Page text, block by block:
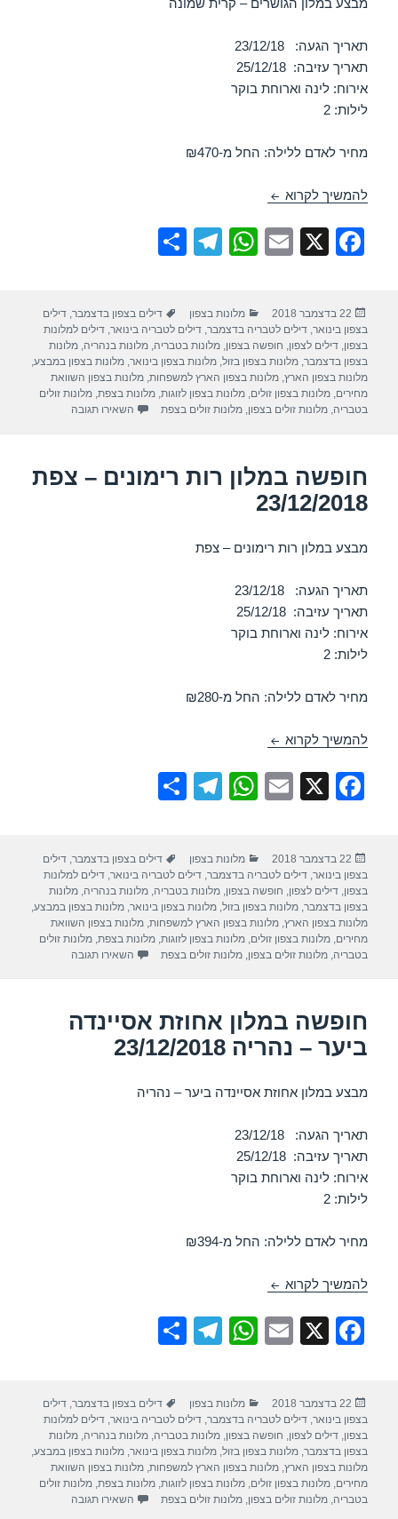
תאריך הגעה: 23/12/18
תאריך עזיבה: 25/12/18
אירוח: לינה וארוחת בוקר
לילות: 2
מחיר לאדם ללילה: החל מ-₪470
להמשיך לקרוא חופשה במלון הגושרים – קרית שמונה 23/12/2018
F
e
b
o
o
X
E
W
s
A
p
p
T
gr
a
m
e
פורסם
בתאריך
22 בדצמבר 2018 קטגוריות
מלונות בצפון תגיות
דילים בצפון בדצמבר,דילים
בצפון בינואר,דילים לטבריה בדצמבר,דילים לטבריה בינואר,דילים למלונות
בצפון,דילים לצפון, חופשה בצפון,מלונות בטבריה,מלונות בנהריה,מלונות
בצפון בדצמבר,מלונות בצפון בזול,מלונות בצפון בינואר,מלונות בצפון במבצע,
מלונות בצפון הארץ,מלונות בצפון הארץ למשפחות,מלונות בצפון השוואת
מחירים,מלונות בצפון זולים,מלונות בצפון לזוגות,מלונות בצפת,מלונות זולים
בטבריה,מלונות זולים בצפון,מלונות זולים בצפת השאירו תגובה
חופשה במלון רות רימונים – צפת
23/12/2018
מבצע במלון רות רימונים – צפת
תאריך הגעה: 23/12/18
תאריך עזיבה: 25/12/18
אירוח: לינה וארוחת בוקר
לילות: 2
מחיר לאדם ללילה: החל מ-₪280
להמשיך לקרוא חופשה במלון רות רימונים – צפת 23/12/2018
F
e
b
o
o
X
E
W
s
A
p
p
T
gr
a
m
e
פורסם
בתאריך
22 בדצמבר 2018 קטגוריות
מלונות בצפון תגיות
דילים בצפון בדצמבר ,דילים
בצפון בינואר ,דילים לטבריה בדצמבר ,דילים לטבריה בינואר ,דילים למלונות
בצפון ,דילים לצפון חופשה בצפון ,מלונות בטבריה ,מלונות בנהריה ,מלונות
בצפון בדצמבר ,מלונות בצפון בזול ,מלונות בצפון בינואר ,מלונות בצפון במבצע
מלונות בצפון הארץ ,מלונות בצפון הארץ למשפחות ,מלונות בצפון השוואת
מחירים ,מלונות בצפון זולים ,מלונות בצפון לזוגות ,מלונות בצפת ,מלונות זולים
בטבריה ,מלונות זולים בצפון ,מלונות זולים בצפת השאירו תגובה
חופשה במלון אחוזת אסיינדה
ביער – נהריה 23/12/2018
מבצע במלון אחוזת אסיינדה ביער – נהריה
תאריך הגעה: 23/12/18
תאריך עזיבה: 25/12/18
אירוח: לינה וארוחת בוקר
לילות: 2
מחיר לאדם ללילה: החל מ-₪394
להמשיך לקרוא חופשה במלון אחוזת אסיינדה ביער – נהריה 23/12/2018
F
e
b
o
o
X
E
W
s
A
p
p
T
gr
a
m
e
פורסם
בתאריך
22 בדצמבר 2018 קטגוריות
מלונות בצפון תגיות
דילים בצפון בדצמבר,דילים
בצפון בינואר,דילים לטבריה בדצמבר,דילים לטבריה בינואר,דילים למלונות
בצפון,דילים לצפון, חופשה בצפון,מלונות בטבריה,מלונות בנהריה,מלונות
בצפון בדצמבר,מלונות בצפון בזול,מלונות בצפון בינואר,מלונות בצפון במבצע,
מלונות בצפון הארץ,מלונות בצפון הארץ למשפחות,מלונות בצפון השוואת
מחירים,מלונות בצפון זולים,מלונות בצפון לזוגות,מלונות בצפת,מלונות זולים
בטבריה,מלונות זולים בצפון,מלונות זולים בצפת השאירו תגובה